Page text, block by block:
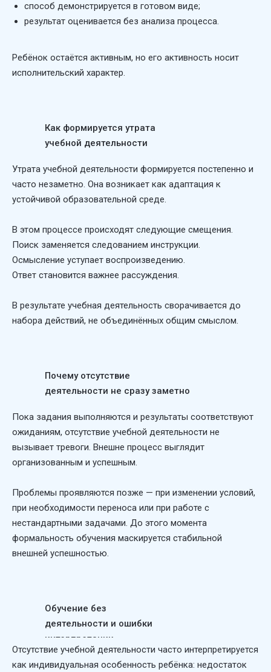
способ демонстрируется в готовом виде;
результат оценивается без анализа процесса.
Ребёнок остаётся активным, но его активность носит
исполнительский характер.
Как формируется утрата
учебной деятельности
Утрата учебной деятельности формируется постепенно и
часто незаметно. Она возникает как адаптация к
устойчивой образовательной среде.
В этом процессе происходят следующие смещения.
Поиск заменяется следованием инструкции.
Осмысление уступает воспроизведению.
Ответ становится важнее рассуждения.
В результате учебная деятельность сворачивается до
набора действий, не объединённых общим смыслом.
Почему отсутствие
деятельности не сразу заметно
Пока задания выполняются и результаты соответствуют
ожиданиям, отсутствие учебной деятельности не
вызывает тревоги. Внешне процесс выглядит
организованным и успешным.
Проблемы проявляются позже — при изменении условий,
при необходимости переноса или при работе с
нестандартными задачами. До этого момента
формальность обучения маскируется стабильной
внешней успешностью.
Обучение без
деятельности и ошибки
интерпретации
Отсутствие учебной деятельности часто интерпретируется
как индивидуальная особенность ребёнка: недостаток